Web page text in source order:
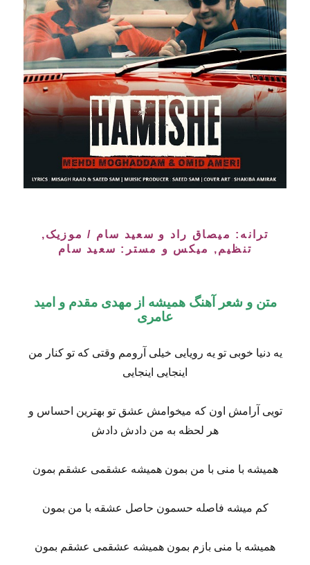
ترانه: میصاق راد و سعید سام / موزیک,
تنظیم, میکس و مستر: سعید سام
متن و شعر آهنگ همیشه از مهدی مقدم و امید
عامری
یه دنیا خوبی تو یه رویایی خیلی آرومم وقتی که تو کنار من
اینجایی اینجایی
تویی آرامش اون که میخوامش عشق تو بهترین احساس و
هر لحظه به من دادش دادش
همیشه با منی با من بمون همیشه عشقمی عشقم بمون
کم میشه فاصله حسمون حاصل عشقه با من بمون
همیشه با منی بازم بمون همیشه عشقمی عشقم بمون